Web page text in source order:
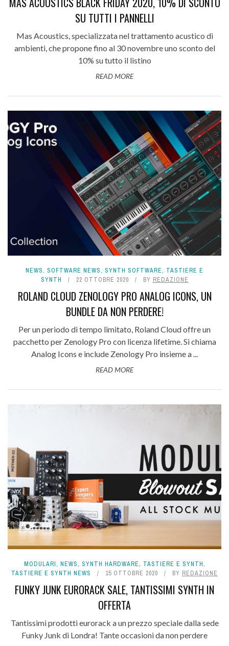
SU TUTTI I PANNELLI
Mas Acoustics, specializzata nel trattamento acustico di
ambienti, che propone fino al 30 novembre uno sconto del
10% su tutto il listino
READ MORE
NEWS, SOFTWARE NEWS, SYNTH SOFTWARE, TASTIERE E
SYNTH
22 OTTOBRE 2020 BY REDAZIONE
ROLAND CLOUD ZENOLOGY PRO ANALOG ICONS, UN
BUNDLE DA NON PERDERE!
Per un periodo di tempo limitato, Roland Cloud offre un
pacchetto per Zenology Pro con licenza lifetime. Si chiama
Analog Icons e include Zenology Pro insieme a ...
READ MORE
MODULARI, NEWS, SYNTH HARDWARE, TASTIERE E SYNTH,
TASTIERE E SYNTH NEWS
15 OTTOBRE 2020 BY REDAZIONE
FUNKY JUNK EURORACK SALE, TANTISSIMI SYNTH IN
OFFERTA
Tantissimi prodotti eurorack a un prezzo speciale dalla sede
Funky Junk di Londra! Tante occasioni da non perdere